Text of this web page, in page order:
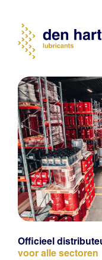
Officieel
voor alle sectoren